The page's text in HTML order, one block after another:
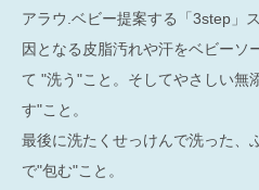
アラウ.ベビー提案する「3step」
因となる皮脂汚れや汗をベビーソ
て "洗う"こと。そしてやさしい無
す"こと。
最後に洗たくせっけんで洗った、
で"包む"こと。